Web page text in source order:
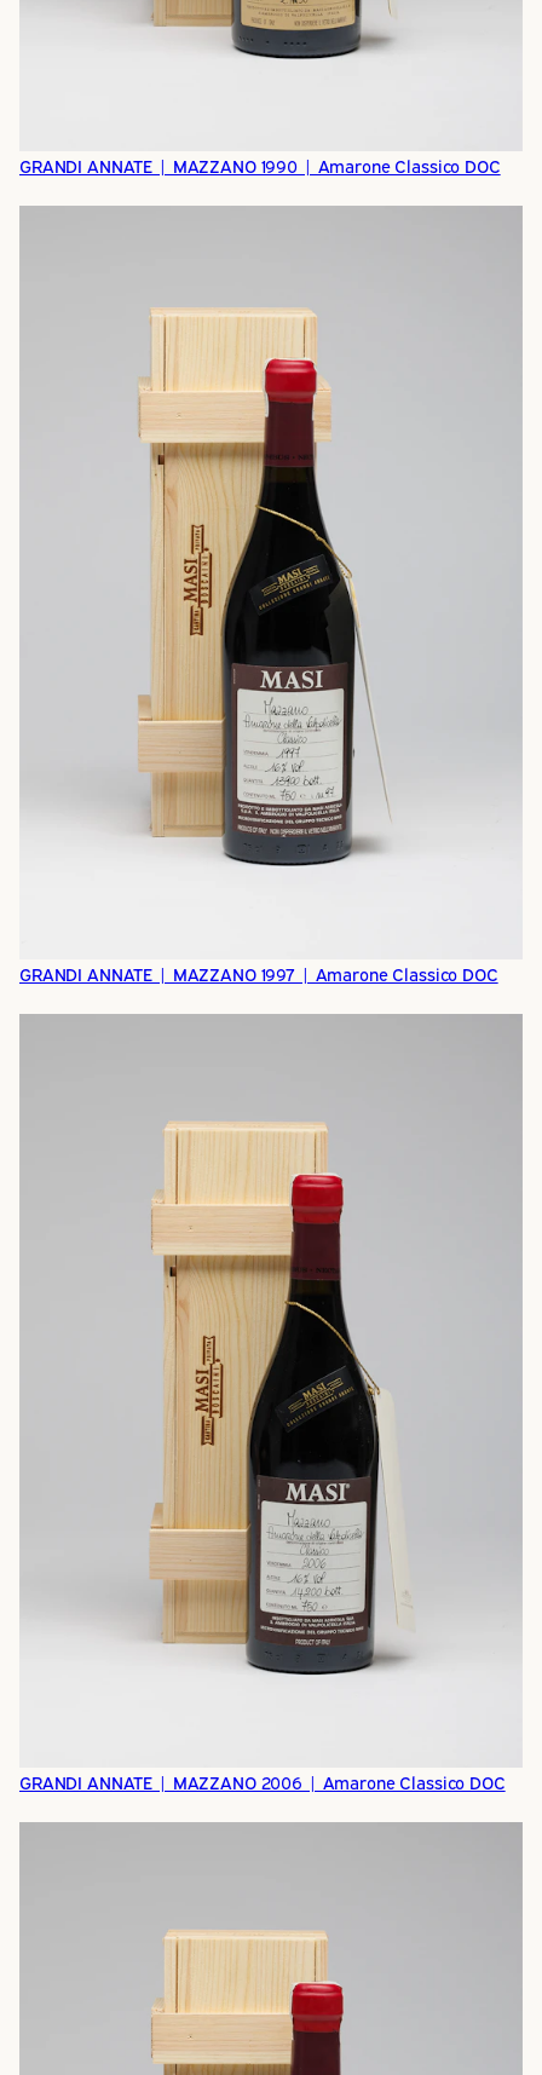
GRANDI ANNATE | MAZZANO 1990 | Amarone Classico DOC
GRANDI ANNATE | MAZZANO 1997 | Amarone Classico DOC
GRANDI ANNATE | MAZZANO 2006 | Amarone Classico DOC